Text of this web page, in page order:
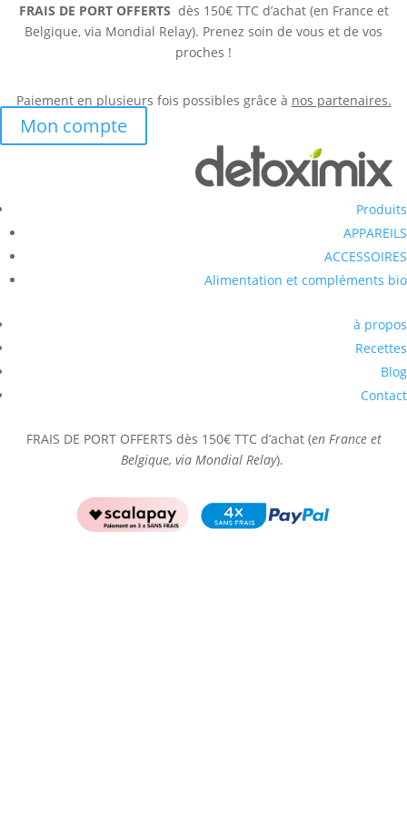
FRAIS DE PORT OFFERTS dès 150€ TTC d’achat (en France et
Belgique, via Mondial Relay). Prenez soin de vous et de vos
proches !
Paiement en plusieurs fois possibles grâce à nos partenaires.
Mon compte
Produits
APPAREILS
ACCESSOIRES
Alimentation et compléments bio
à propos
Recettes
Blog
Contact
FRAIS DE PORT OFFERTS dès 150€ TTC d’achat (en France et
Belgique, via Mondial Relay).